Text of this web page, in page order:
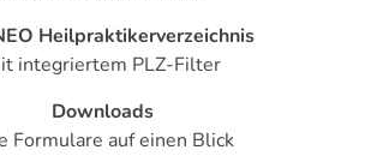
Heilpraktikerverzeichnis
integriertem PLZ-Filter
Downloads
Formulare auf einen Blick